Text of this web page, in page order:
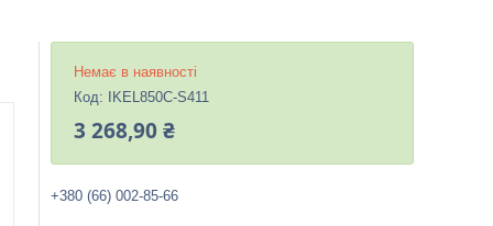
Немає в наявності
Код:
IKEL850C-S411
3 268,90 ₴
+380 (66) 002-85-66